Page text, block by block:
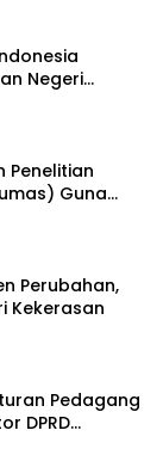
Negeri
Alvin Lim ke
Penelitian
Guna
Personil Polri
Perubahan,
Kekerasan
Pedagang
DPRD